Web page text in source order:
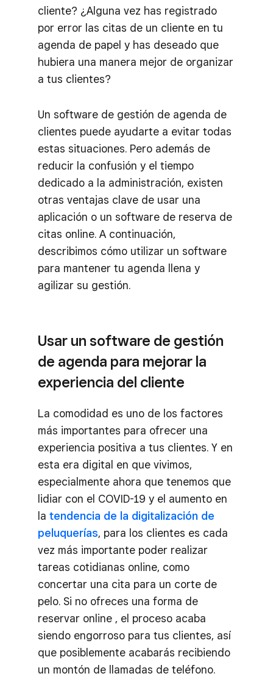
cliente? ¿Alguna vez has registrado
por error las citas de un cliente en tu
agenda de papel y has deseado que
hubiera una manera mejor de organizar
a tus clientes?
Un software de gestión de agenda de
clientes puede ayudarte a evitar todas
estas situaciones. Pero además de
reducir la confusión y el tiempo
dedicado a la administración, existen
otras ventajas clave de usar una
aplicación o un software de reserva de
citas online. A continuación,
describimos cómo utilizar un software
para mantener tu agenda llena y
agilizar su gestión.
Usar un software de gestión
de agenda para mejorar la
experiencia del cliente
La comodidad es uno de los factores
más importantes para ofrecer una
experiencia positiva a tus clientes. Y en
esta era digital en que vivimos,
especialmente ahora que tenemos que
lidiar con el COVID-19 y el aumento en
la tendencia de la digitalización de
peluquerías, para los clientes es cada
vez más importante poder realizar
tareas cotidianas online, como
concertar una cita para un corte de
pelo. Si no ofreces una forma de
reservar online , el proceso acaba
siendo engorroso para tus clientes, así
que posiblemente acabarás recibiendo
un montón de llamadas de teléfono.